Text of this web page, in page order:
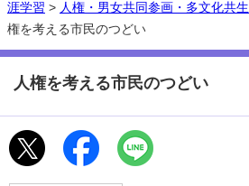
涯学習 > 人権・男女共同参画・多文化共生
権を考える市民のつどい
人権を考える市民のつどい